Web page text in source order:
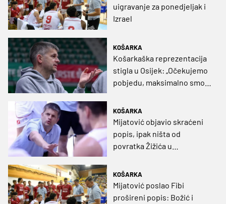
uigravanje za ponedjeljak i
Izrael
KOŠARKA
Košarkaška reprezentacija
stigla u Osijek: „Očekujemo
pobjedu, maksimalno smo
našem cilju”
KOŠARKA
Mijatović objavio skraćeni
popis, ipak ništa od
povratka Žižića u
KOŠARKA
Mijatović poslao Fibi
prošireni popis: Božić i